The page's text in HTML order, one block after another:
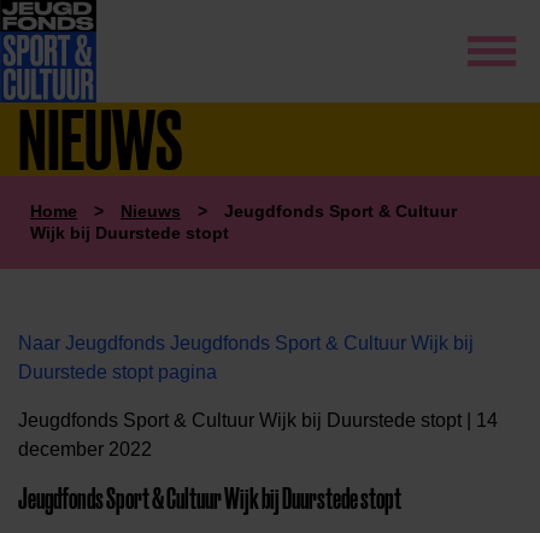
NIEUWS
Home > Nieuws >
Jeugdfonds Sport & Cultuur
Wijk bij Duurstede stopt
Naar Jeugdfonds Jeugdfonds Sport & Cultuur Wijk bij
Duurstede stopt pagina
Jeugdfonds Sport & Cultuur Wijk bij Duurstede stopt | 14
december 2022
Jeugdfonds Sport & Cultuur Wijk bij Duurstede stopt